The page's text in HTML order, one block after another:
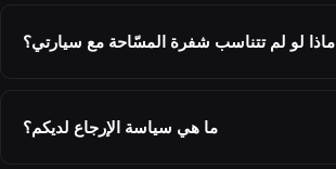
ماذا لو لم تتناسب شفرة المسّاحة مع سيارتي؟
ما هي سياسة الإرجاع لديكم؟